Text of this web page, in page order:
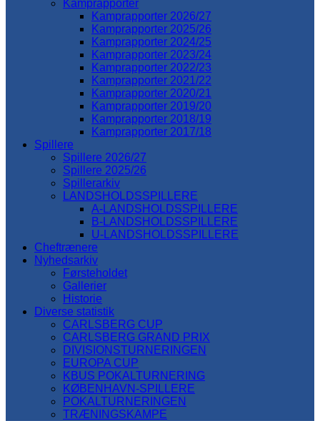
Kamprapporter
Kamprapporter 2026/27
Kamprapporter 2025/26
Kamprapporter 2024/25
Kamprapporter 2023/24
Kamprapporter 2022/23
Kamprapporter 2021/22
Kamprapporter 2020/21
Kamprapporter 2019/20
Kamprapporter 2018/19
Kamprapporter 2017/18
Spillere
Spillere 2026/27
Spillere 2025/26
Spillerarkiv
LANDSHOLDSSPILLERE
A-LANDSHOLDSSPILLERE
B-LANDSHOLDSSPILLERE
U-LANDSHOLDSSPILLERE
Cheftrænere
Nyhedsarkiv
Førsteholdet
Gallerier
Historie
Diverse statistik
CARLSBERG CUP
CARLSBERG GRAND PRIX
DIVISIONSTURNERINGEN
EUROPA CUP
KBUS POKALTURNERING
KØBENHAVN-SPILLERE
POKALTURNERINGEN
TRÆNINGSKAMPE